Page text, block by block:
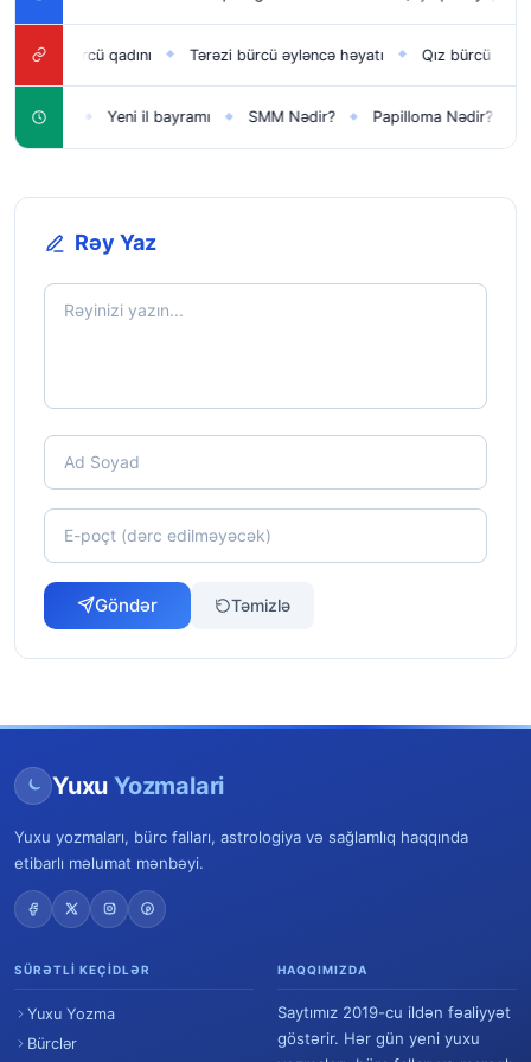
Qız bürcü qadını ◆ Tərəzi bürcü əyləncə həyatı ◆ Qız bürcü sevgi
üçün Yeni il bayramı ◆ SMM Nədir? ◆ Papilloma Nədir? ◆
Rəy Yaz
Göndər Təmizlə
Yuxu Yozmalari
Yuxu yozmaları, bürc falları, astrologiya və sağlamlıq haqqında
etibarlı məlumat mənbəyi.
SÜRƏTLI KEÇIDLƏR
Yuxu Yozma
Bürclər
HAQQIMIZDA
Saytımız 2019-cu ildən fəaliyyət
göstərir. Hər gün yeni yuxu